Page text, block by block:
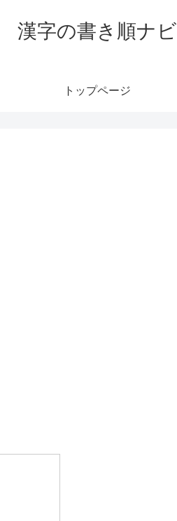
漢字の書き順ナビ
トップページ